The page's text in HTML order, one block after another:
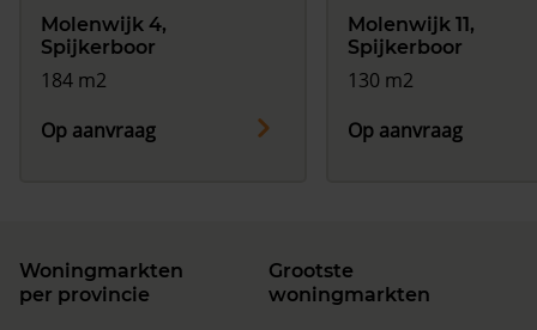
Molenwijk 4,
Spijkerboor
184 m2
Op aanvraag
Molenwijk 11,
Spijkerboor
130 m2
Op aanvraag
Woningmarkten
per provincie
Grootste
woningmarkten